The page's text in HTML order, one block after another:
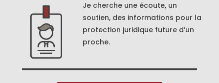
Je cherche une écoute, un
soutien, des informations pour la
protection juridique future d’un
proche.